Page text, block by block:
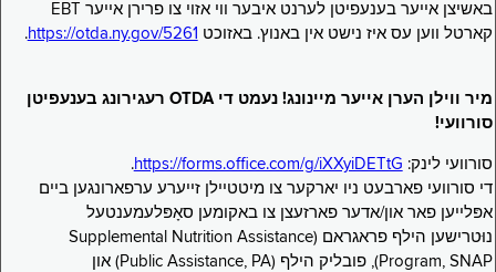
באשיצן אייער בענעפיטן לערנט איבער ווי אזוי צו פרירן אייער EBT
קארטל ווען עס איז נישט אין באנוץ. באזוכט https://otda.ny.gov/5261
.
מיר ווילן הערן אייער מיינונג! נעמט די OTDA רעגירונג בענעפיטן
סורוועי!
סורוועי לינק: https://forms.office.com/g/iXXyiDETtG
.
די סורוועי פארבעט ניו יארקער צו מיטטיילן זייערע ערפארונגען ביים
אפּלייען פאר און/אדער פארזעצן צו באקומען סאָפּלעמענטעל
נוּטרישען הילף פראגראם (Supplemental Nutrition Assistance
Program, SNAP), פובליק הילף (Public Assistance, PA) און